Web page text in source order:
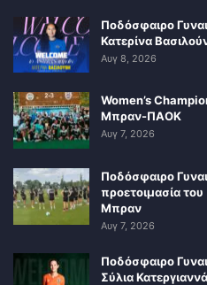
Ποδόσφαιρο
Κατερίνα
Αυγ 8, 2026
Women’s
Μπραν-ΠΑΟΚ
Αυγ 7, 2026
Ποδόσφαιρο
προετοιμασία
Μπραν
Αυγ 7, 2026
Ποδόσφαιρο
Σύλια